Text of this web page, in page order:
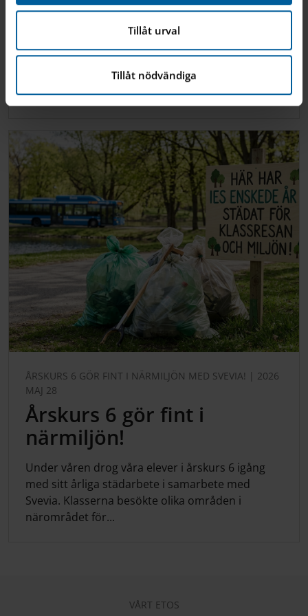
Tillåt urval
Tillåt nödvändiga
– Ett år av fra...
har varit fyllt av fantastiska prestationer,
minnesvärda segrar och ett enormt engagemang
från v...
ÅRSKURS 6 GÖR FINT I NÄRMILJÖN MED SVEVIA! | 2026
MAJ 28
Årskurs 6 gör fint i
närmiljön!
Under våren drog våra elever i årskurs 6 igång
med sitt årliga städarbete i samarbete med
Svevia. Klasserna besökte olika områden i
närområdet för...
VÅRT ETOS